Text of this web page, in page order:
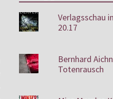
Verlagsschau
20.17
Bernhard
Totenrausch